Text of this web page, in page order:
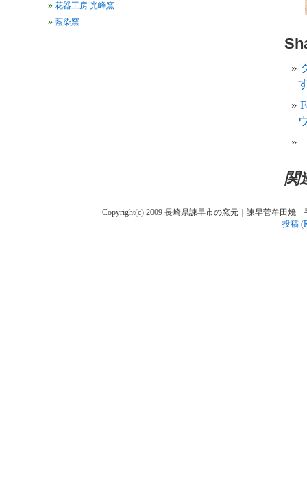
花器工房 光峰窯
藍染窯
関
Copyright(c) 2009 長崎県諫早市の窯元｜諫早菅牟田焼
投稿